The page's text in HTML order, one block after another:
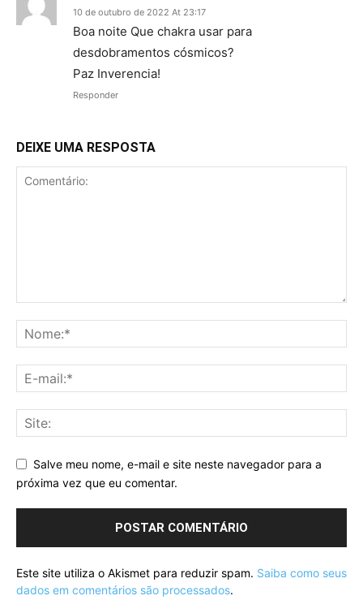
10 de outubro de 2022 At 23:17
Boa noite Que chakra usar para
desdobramentos cósmicos?
Paz Inverencia!
Responder
DEIXE UMA RESPOSTA
Salve meu nome, e-mail e site neste navegador para a
próxima vez que eu comentar.
Este site utiliza o Akismet para reduzir spam. Saiba como seus
dados em comentários são processados.